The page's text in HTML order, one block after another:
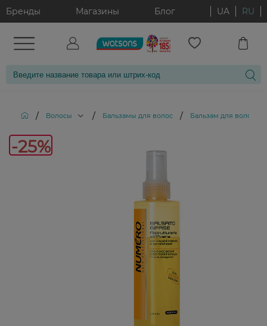
Бренды Магазины Блог UA RU
/ Волосы / Бальзамы для волос / Бальзам для волос
-25%